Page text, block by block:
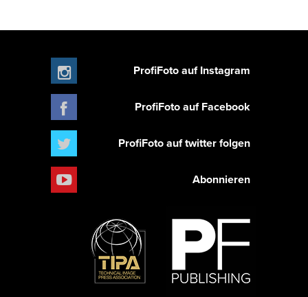
ProfiFoto auf Instagram
ProfiFoto auf Facebook
ProfiFoto auf twitter folgen
Abonnieren